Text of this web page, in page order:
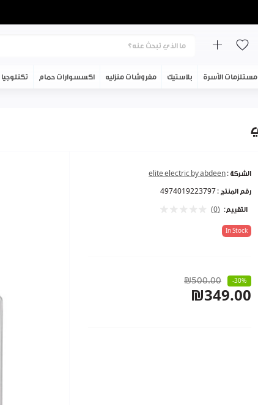
مستلزمات الأسرة بلاستيك مفروشات منزليه اكسسوارات حمام تكنلوجيا
الشركة : elite electric by abdeen
رقم المنتج : 4974019223797
التقييم: (0)
In Stock
₪500.00 -30%
₪349.00